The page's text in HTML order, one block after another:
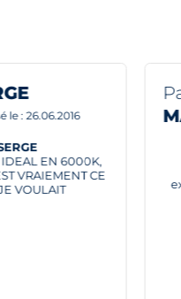
MAgic !
kit xenon. très belle
et utile.